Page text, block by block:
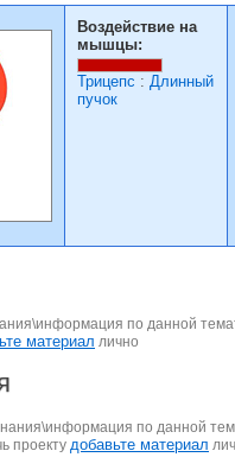
Воздействие на
мышцы:
Трицепс : Длинный
пучок
по данной
материал лично
по данной
проекту добавьте материал